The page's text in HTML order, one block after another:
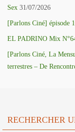
Sex 31/07/2026
[Parlons Ciné] épisode
EL PADRINO Mix
[Parlons Ciné, La
terrestres – De
RECHERCHER